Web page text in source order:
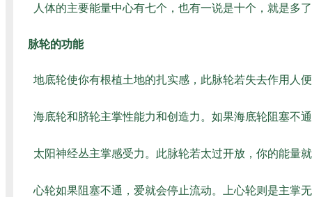
人体的主要能量中心有七个，也有一说是十个，就是多
脉轮的功能
地底轮使你有根植土地的扎实感，此脉轮若失去作用人
海底轮和脐轮主掌性能力和创造力。如果海底轮阻塞不
太阳神经丛主掌感受力。此脉轮若太过开放，你的能量
心轮如果阻塞不通，爱就会停止流动。上心轮则是主掌